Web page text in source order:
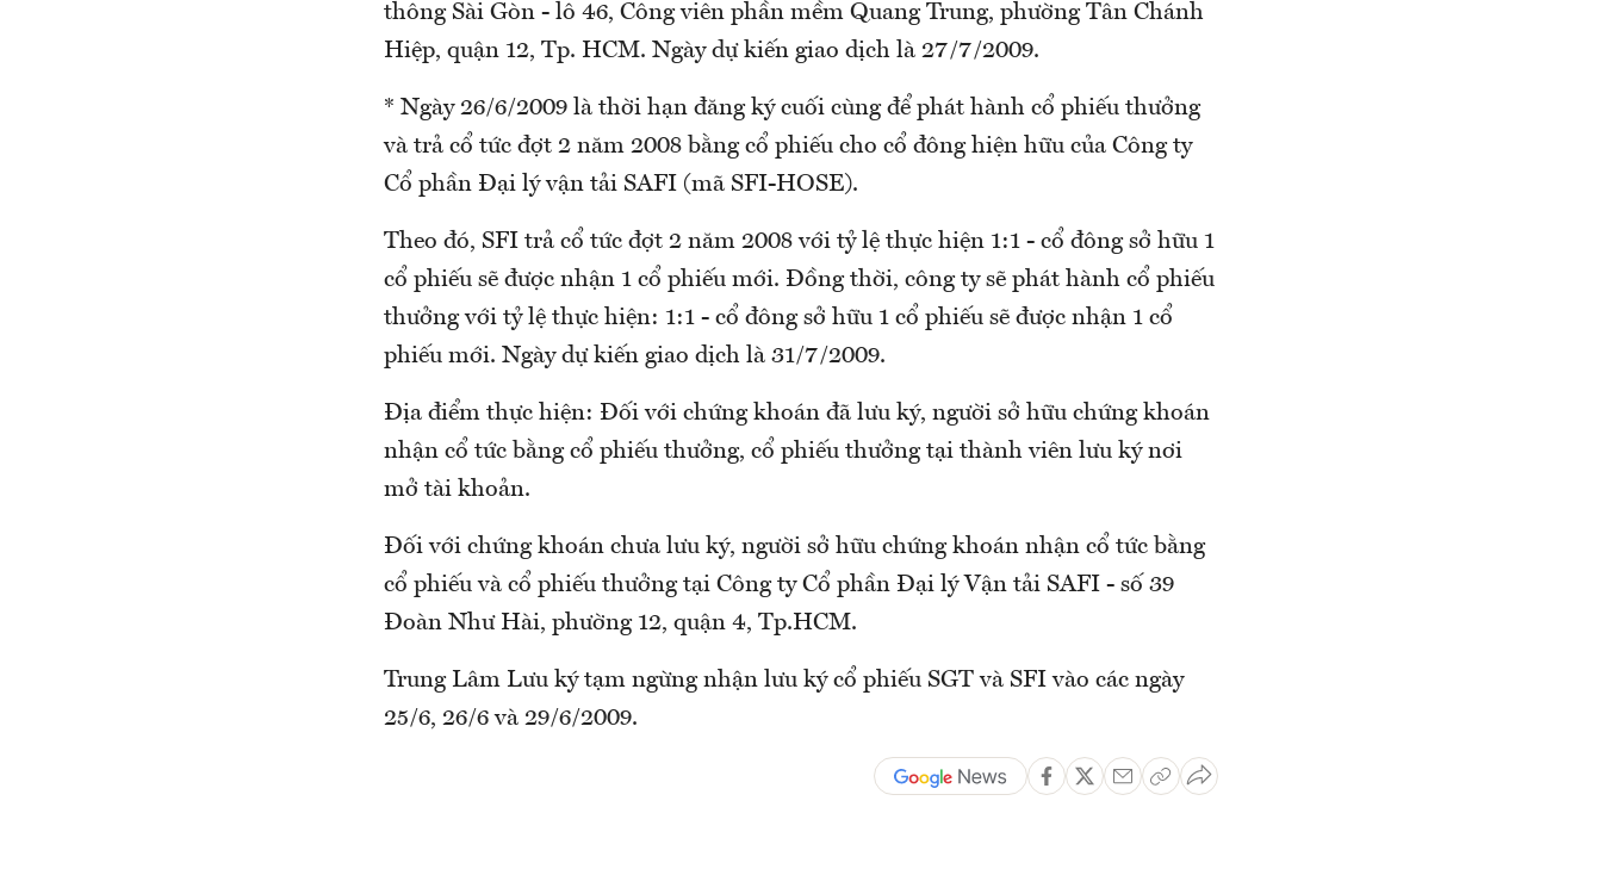
thông Sài Gòn - lô 46, Công viên phần mềm Quang Trung, phường Tân Chánh
Hiệp, quận 12, Tp. HCM. Ngày dự kiến giao dịch là 27/7/2009.
* Ngày 26/6/2009 là thời hạn đăng ký cuối cùng để phát hành cổ phiếu thưởng
và trả cổ tức đợt 2 năm 2008 bằng cổ phiếu cho cổ đông hiện hữu của Công ty
Cổ phần Đại lý vận tải SAFI (mã SFI-HOSE).
Theo đó, SFI trả cổ tức đợt 2 năm 2008 với tỷ lệ thực hiện 1:1 - cổ đông sở hữu 1
cổ phiếu sẽ được nhận 1 cổ phiếu mới. Đồng thời, công ty sẽ phát hành cổ phiếu
thưởng với tỷ lệ thực hiện: 1:1 - cổ đông sở hữu 1 cổ phiếu sẽ được nhận 1 cổ
phiếu mới. Ngày dự kiến giao dịch là 31/7/2009.
Địa điểm thực hiện: Đối với chứng khoán đã lưu ký, người sở hữu chứng khoán
nhận cổ tức bằng cổ phiếu thưởng, cổ phiếu thưởng tại thành viên lưu ký nơi
mở tài khoản.
Đối với chứng khoán chưa lưu ký, người sở hữu chứng khoán nhận cổ tức bằng
cổ phiếu và cổ phiếu thưởng tại Công ty Cổ phần Đại lý Vận tải SAFI - số 39
Đoàn Như Hài, phường 12, quận 4, Tp.HCM.
Trung Lâm Lưu ký tạm ngừng nhận lưu ký cổ phiếu SGT và SFI vào các ngày
25/6, 26/6 và 29/6/2009.